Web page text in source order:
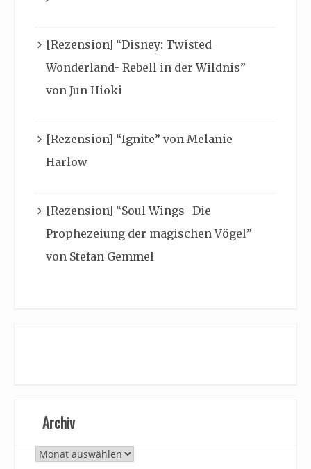
[Rezension] “Disney: Twisted
Wonderland- Rebell in der Wildnis”
von Jun Hioki
[Rezension] “Ignite” von Melanie
Harlow
[Rezension] “Soul Wings- Die
Prophezeiung der magischen Vögel”
von Stefan Gemmel
Archiv
Archiv